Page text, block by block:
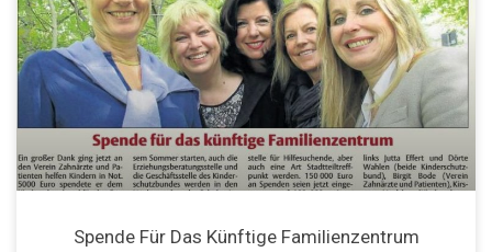
Spende Für Das Künftige Familienzentrum